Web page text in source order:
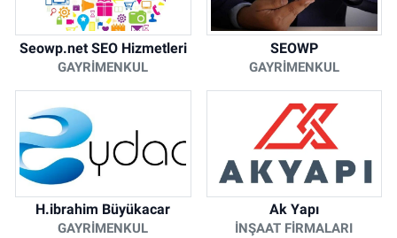
Seowp.net SEO Hizmetleri
GAYRIMENKUL
SEOWP
GAYRIMENKUL
H.ibrahim Büyükacar
GAYRIMENKUL
Ak Yapı
İNŞAAT FIRMALARI